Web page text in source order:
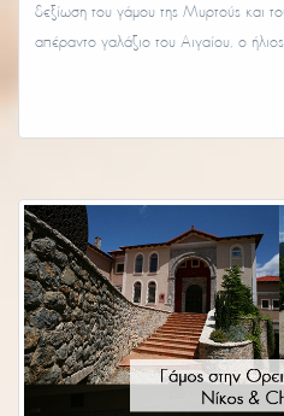
δεξίωση του γάμου της Μυρτούς και
απέραντο γαλάζιο του Αιγαίου, ο